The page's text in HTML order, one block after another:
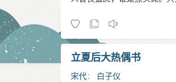
立夏后大热偶书
宋代： 白子仪